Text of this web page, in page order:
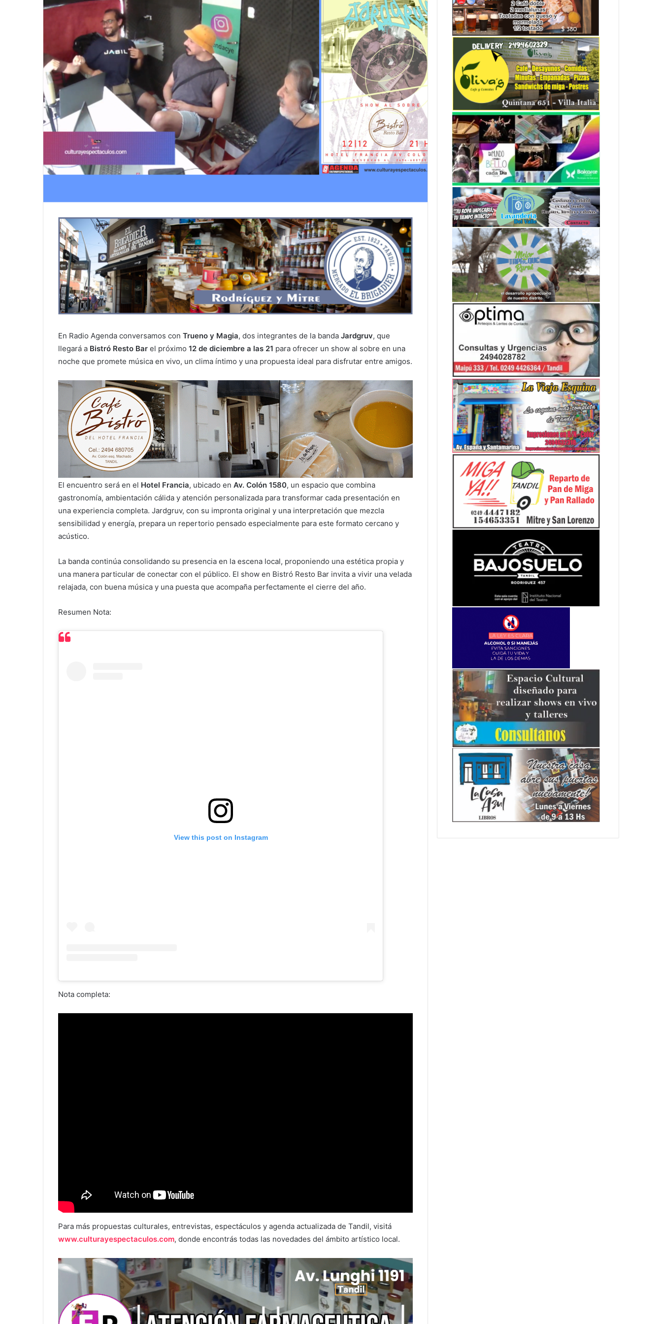
En Radio Agenda conversamos con Trueno y Magia, dos integrantes de la banda Jardgruv, que
llegará a Bistró Resto Bar el próximo 12 de diciembre a las 21 para ofrecer un show al sobre en una
noche que promete música en vivo, un clima íntimo y una propuesta ideal para disfrutar entre amigos.
El encuentro será en el Hotel Francia, ubicado en Av. Colón 1580, un espacio que combina
gastronomía, ambientación cálida y atención personalizada para transformar cada presentación en
una experiencia completa. Jardgruv, con su impronta original y una interpretación que mezcla
sensibilidad y energía, prepara un repertorio pensado especialmente para este formato cercano y
acústico.
La banda continúa consolidando su presencia en la escena local, proponiendo una estética propia y
una manera particular de conectar con el público. El show en Bistró Resto Bar invita a vivir una velada
relajada, con buena música y una puesta que acompaña perfectamente el cierre del año.
Resumen Nota:
View this post on Instagram
Nota completa:
Para más propuestas culturales, entrevistas, espectáculos y agenda actualizada de Tandil, visitá
www.culturayespectaculos.com, donde encontrás todas las novedades del ámbito artístico local.